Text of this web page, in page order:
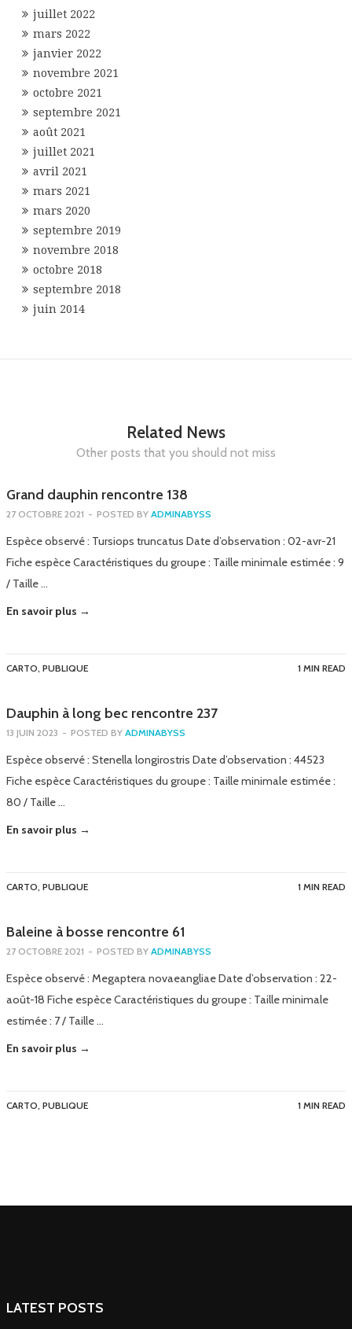
juillet 2022
mars 2022
janvier 2022
novembre 2021
octobre 2021
septembre 2021
août 2021
juillet 2021
avril 2021
mars 2021
mars 2020
septembre 2019
novembre 2018
octobre 2018
septembre 2018
juin 2014
Related News
Other posts that you should not miss
Grand dauphin rencontre 138
27 OCTOBRE 2021 - POSTED BY ADMINABYSS
Espèce observé : Tursiops truncatus Date d’observation : 02-avr-21
Fiche espèce Caractéristiques du groupe : Taille minimale estimée : 9
/ Taille …
En savoir plus →
CARTO, PUBLIQUE 1 MIN READ
Dauphin à long bec rencontre 237
13 JUIN 2023 - POSTED BY ADMINABYSS
Espèce observé : Stenella longirostris Date d’observation : 44523
Fiche espèce Caractéristiques du groupe : Taille minimale estimée :
80 / Taille …
En savoir plus →
CARTO, PUBLIQUE 1 MIN READ
Baleine à bosse rencontre 61
27 OCTOBRE 2021 - POSTED BY ADMINABYSS
Espèce observé : Megaptera novaeangliae Date d’observation : 22-
août-18 Fiche espèce Caractéristiques du groupe : Taille minimale
estimée : 7 / Taille …
En savoir plus →
CARTO, PUBLIQUE 1 MIN READ
LATEST POSTS